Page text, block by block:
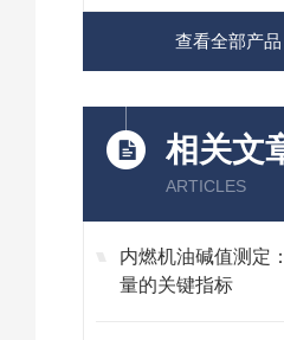
查看全部产
相关文
ARTICLES
内燃机油碱值测定
量的关键指标